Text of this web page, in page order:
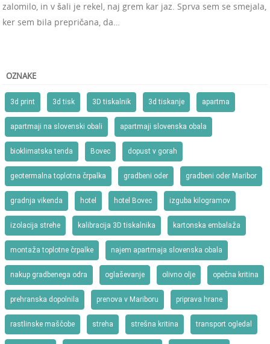
zalomilo, in v šali je rekel, naj grem kar jaz. Sprva sem se smejala,
ker sem bila prepričana, da…
OZNAKE
3d print 3d tisk 3D tiskalnik 3d tiskanje apartma
apartmaji na slovenski obali apartmaji slovenska obala
bioklimatska tenda Bovec dopust v gorah
geotermalna toplotna črpalka gradbeni oder gradbeni oder Maribor
gradnja vikenda hotel hotel Bovec izguba kilogramov
izolacija strehe kalibracija 3D tiskalnika kartonska embalaža
montaža toplotne črpalke najem apartmaja slovenska obala
nakup gradbenega odra oglaševanje olivno olje opečna kritina
prehranska dopolnila prenova v Mariboru priprava hrane
rastlinske maščobe streha strešna kritina transport ogledal